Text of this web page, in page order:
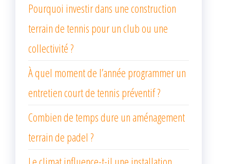
Pourquoi investir dans une construction
terrain de tennis pour un club ou une
collectivité ?
À quel moment de l’année programmer un
entretien court de tennis préventif ?
Combien de temps dure un aménagement
terrain de padel ?